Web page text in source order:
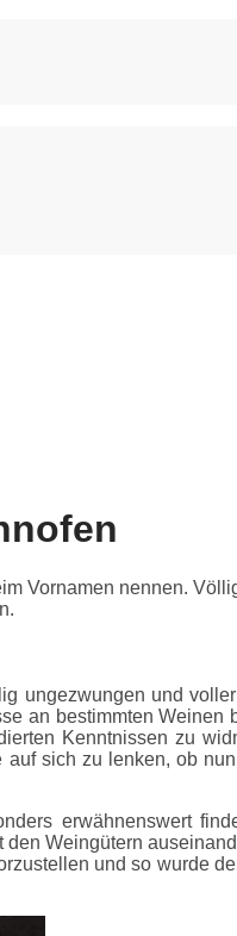
Vornamen nennen.
ungezwungen und
an bestimmten
Kenntnissen zu
sich zu lenken, ob
erwähnenswert
Weingütern
und so wurde